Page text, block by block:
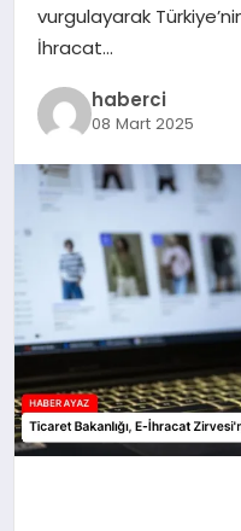
YAŞAM
vurgulayarak
İhracat…
haberci
08 Mart 2025